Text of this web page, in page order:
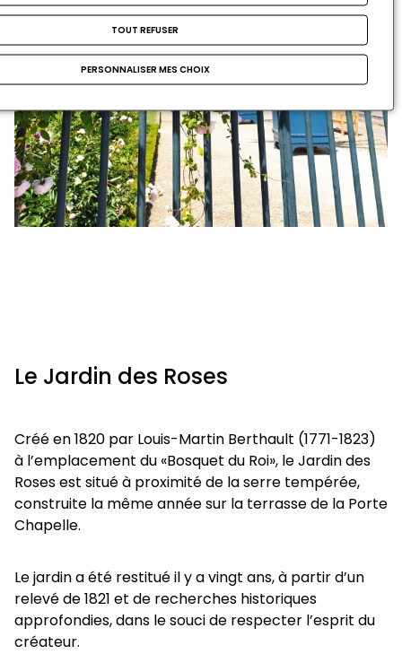
Le Jardin des Roses
Créé en 1820 par Louis-Martin Berthault (1771-1823)
à l’emplacement du «Bosquet du Roi», le Jardin des
Roses est situé à proximité de la serre tempérée,
construite la même année sur la terrasse de la Porte
Chapelle.
Le jardin a été restitué il y a vingt ans, à partir d’un
relevé de 1821 et de recherches historiques
approfondies, dans le souci de respecter l’esprit du
créateur.
TOUT REFUSER
PERSONNALISER MES CHOIX